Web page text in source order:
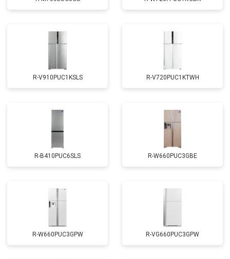
R-V910PUC1KSLS R-V720PUC1KTWH
R-B410PUC6SLS R-W660PUC3GBE
R-W660PUC3GPW R-VG660PUC3GPW